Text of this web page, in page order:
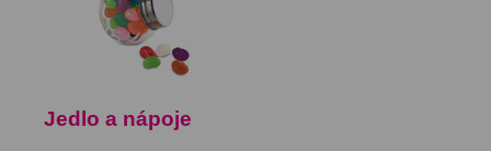
Jedlo a nápoje